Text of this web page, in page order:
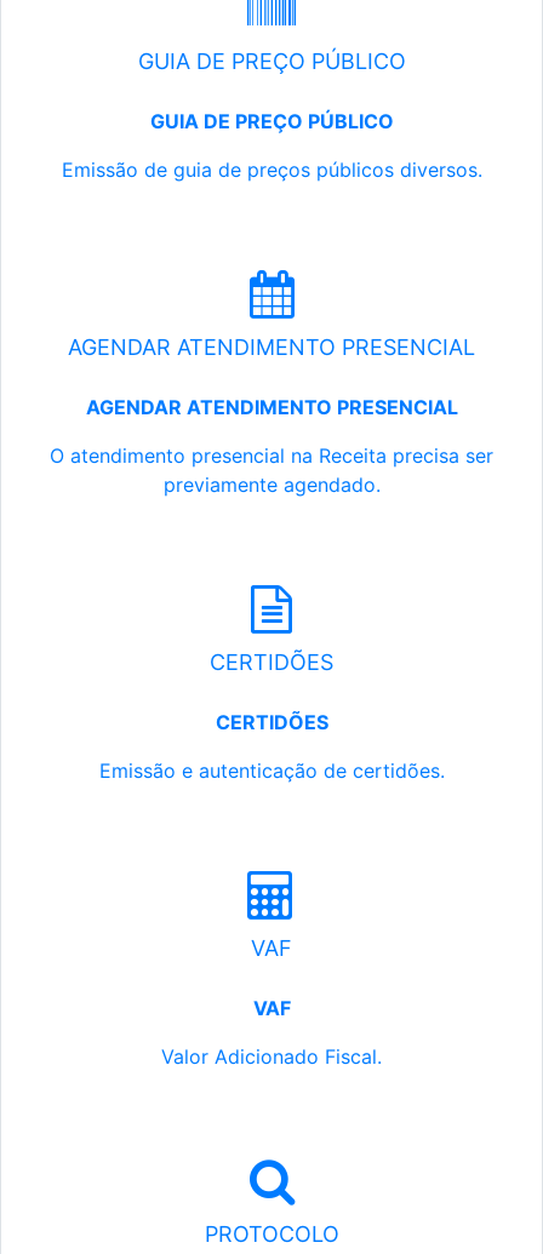
GUIA DE PREÇO PÚBLICO
GUIA DE PREÇO PÚBLICO
Emissão de guia de preços públicos diversos.
AGENDAR ATENDIMENTO PRESENCIAL
AGENDAR ATENDIMENTO PRESENCIAL
O atendimento presencial na Receita precisa ser
previamente agendado.
CERTIDÕES
CERTIDÕES
Emissão e autenticação de certidões.
VAF
VAF
Valor Adicionado Fiscal.
PROTOCOLO